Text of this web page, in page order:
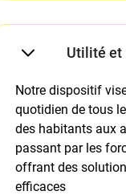
Utilité et
Notre dispositif
quotidien de tous
des habitants aux
passant par les
offrant des
efficaces